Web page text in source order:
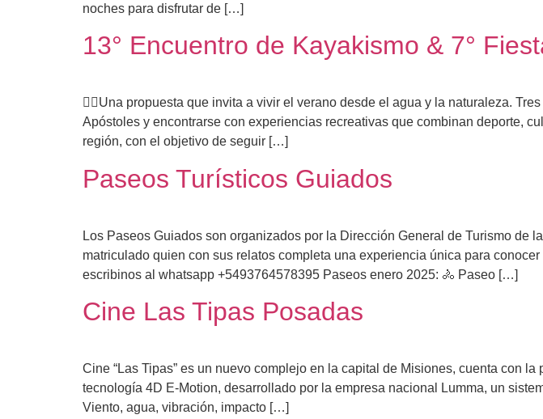
noches para disfrutar de […]
13° Encuentro de Kayakismo & 7°
🚣‍♂️Una propuesta que invita a vivir el verano desde el agua y la naturaleza.
Apóstoles y encontrarse con experiencias recreativas que combinan deporte,
región, con el objetivo de seguir […]
Paseos Turísticos Guiados
Los Paseos Guiados son organizados por la Dirección General de Turismo de
matriculado quien con sus relatos completa una experiencia única para
escribinos al whatsapp +5493764578395 Paseos enero 2025: 🚴 Paseo […]
Cine Las Tipas Posadas
Cine “Las Tipas” es un nuevo complejo en la capital de Misiones, cuenta con
tecnología 4D E-Motion, desarrollado por la empresa nacional Lumma, un
Viento, agua, vibración, impacto […]